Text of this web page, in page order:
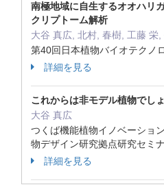
南極地域に自生するオオハリ
クリプトーム解析
大谷 真広, 北村, 春樹, 工藤 栄
第40回日本植物バイオテクノ
詳細を見る
これからは非モデル植物でし
大谷 真広
つくば機能植物イノベーショ
物デザイン研究拠点研究セミ
詳細を見る